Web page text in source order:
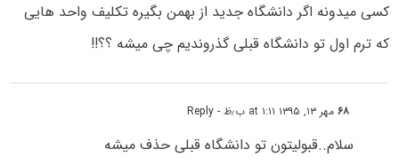
کسی میدونه اگر دانشگاه جدید از بهمن بگیره تکلیف واحد هایی
که ترم اول تو دانشگاه قبلی گذروندیم چی میشه ؟؟!!
۶۸مهر ۱۳, ۱۳۹۵ at ۱:۱۱ ب٫ظ - Reply
سلام..قبولیتون تو دانشگاه قبلی حذف میشه